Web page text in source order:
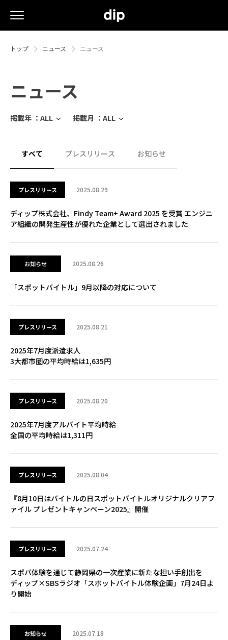
トップ ニュース ニュース
ニュース
掲載年 ： ALL 掲載月 ： ALL
すべて プレスリリース お知らせ
プレスリリース 2025.08.29
ディップ株式会社、Findy Team+ Award 2025 を受賞 エンジニ
ア組織の開発生産性が優れた企業として選出されました
お知らせ 2025.08.26
「スポットバイトル」9月以降の対応について
プレスリリース 2025.08.21
2025年7月度派遣求人
3大都市圏の平均時給は1,635円
プレスリリース 2025.08.20
2025年7月度アルバイト平均時給
全国の平均時給は1,311円
プレスリリース 2025.08.04
『8月10日はバイトルの日スポットバイトルオリジナルクリアフ
ァイル プレゼントキャンペーン2025』開催
プレスリリース 2025.07.24
スポバ体験を通じて静岡県の一次産業に新たな担い手創出を
ディップ×SBSラジオ「スポットバイトル体験企画」7月24日よ
り開始
お知らせ 2025.07.18